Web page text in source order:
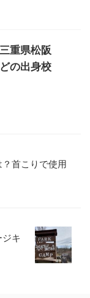
重県松阪
の出身校
首こりで使用
キ